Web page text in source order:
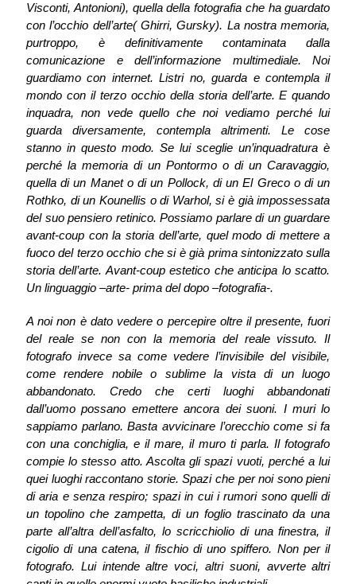
Visconti, Antonioni), quella della fotografia che ha guardato
con l’occhio dell’arte( Ghirri, Gursky). La nostra memoria,
purtroppo, è definitivamente contaminata dalla
comunicazione e dell’informazione multimediale. Noi
guardiamo con internet. Listri no, guarda e contempla il
mondo con il terzo occhio della storia dell’arte. E quando
inquadra, non vede quello che noi vediamo perché lui
guarda diversamente, contempla altrimenti. Le cose
stanno in questo modo. Se lui sceglie un’inquadratura è
perché la memoria di un Pontormo o di un Caravaggio,
quella di un Manet o di un Pollock, di un El Greco o di un
Rothko, di un Kounellis o di Warhol, si è già impossessata
del suo pensiero retinico. Possiamo parlare di un guardare
avant-coup con la storia dell’arte, quel modo di mettere a
fuoco del terzo occhio che si è già prima sintonizzato sulla
storia dell’arte. Avant-coup estetico che anticipa lo scatto.
Un linguaggio –arte- prima del dopo –fotografia-.
A noi non è dato vedere o percepire oltre il presente, fuori
del reale se non con la memoria del reale vissuto. Il
fotografo invece sa come vedere l’invisibile del visibile,
come rendere nobile o sublime la vista di un luogo
abbandonato. Credo che certi luoghi abbandonati
dall’uomo possano emettere ancora dei suoni. I muri lo
sappiamo parlano. Basta avvicinare l’orecchio come si fa
con una conchiglia, e il mare, il muro ti parla. Il fotografo
compie lo stesso atto. Ascolta gli spazi vuoti, perché a lui
quei luoghi raccontano storie. Spazi che per noi sono pieni
di aria e senza respiro; spazi in cui i rumori sono quelli di
un topolino che zampetta, di un foglio trascinato da una
parte all’altra dell’asfalto, lo scricchiolio di una finestra, il
cigolio di una catena, il fischio di uno spiffero. Non per il
fotografo. Lui intende altre voci, altri suoni, avverte altri